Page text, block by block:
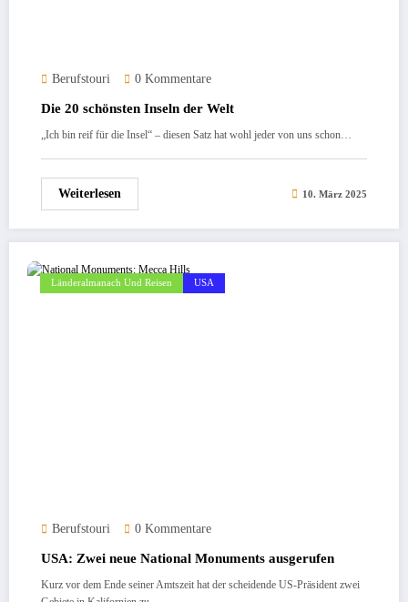
Berufstouri 0 Kommentare
Die 20 schönsten Inseln der Welt
„Ich bin reif für die Insel“ – diesen Satz hat wohl jeder von uns schon…
Weiterlesen 10. März 2025
Länderalmanach Und Reisen USA
Berufstouri 0 Kommentare
USA: Zwei neue National Monuments ausgerufen
Kurz vor dem Ende seiner Amtszeit hat der scheidende US-Präsident zwei